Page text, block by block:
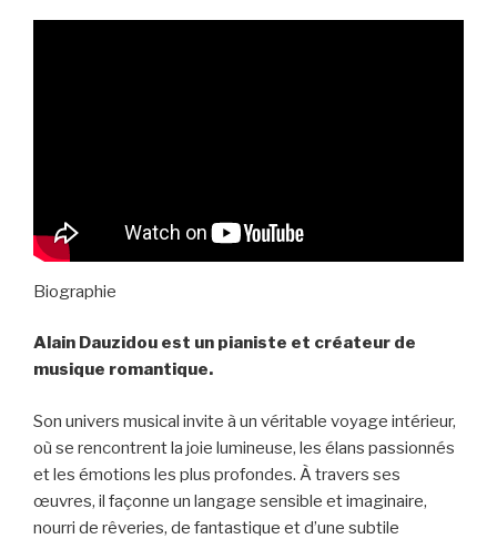
Biographie
Alain Dauzidou est un pianiste et créateur de
musique romantique.
Son univers musical invite à un véritable voyage intérieur,
où se rencontrent la joie lumineuse, les élans passionnés
et les émotions les plus profondes. À travers ses
œuvres, il façonne un langage sensible et imaginaire,
nourri de rêveries, de fantastique et d’une subtile